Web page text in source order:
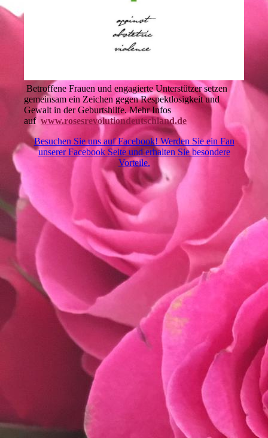
Betroffene Frauen und engagierte Unterstützer setzen
gemeinsam ein Zeichen gegen Respektlosigkeit und
Gewalt in der Geburtshilfe. Mehr Infos
auf www.rosesrevolutiondeutschland.de
Besuchen Sie uns auf Facebook! Werden Sie ein Fan
unserer Facebook Seite und erhalten Sie besondere
Vorteile.